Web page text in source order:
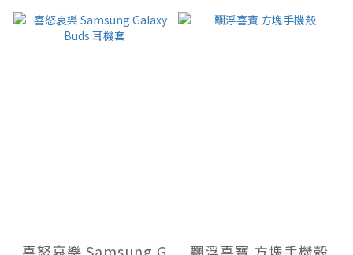
喜怒哀樂 Samsung G 飄浮喜寶 方塊手機殼